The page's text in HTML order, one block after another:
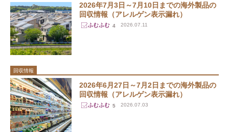
2026年7月3日～7月10日までの海外製品の
回収情報（アレルゲン表示漏れ）
4 2026.07.11
回収情報
2026年6月27日～7月2日までの海外製品の
回収情報（アレルゲン表示漏れ）
5 2026.07.03